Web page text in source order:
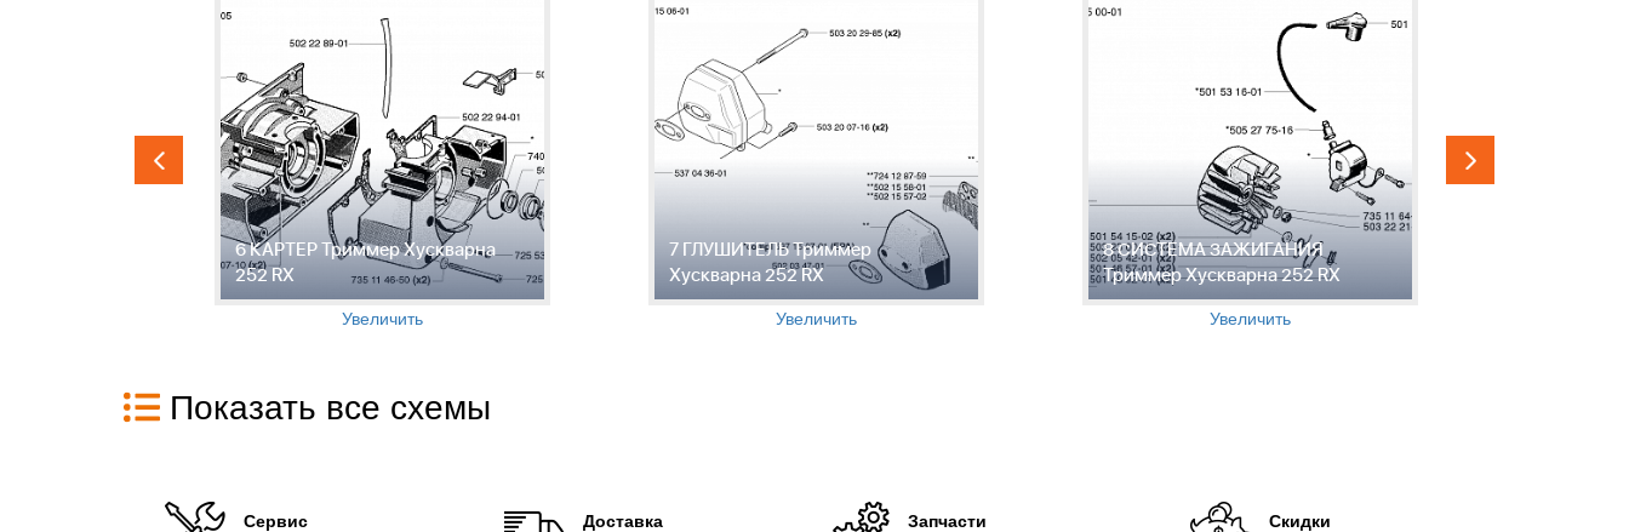
6 КАРТЕР Триммер Хускварна
252 RX
Увеличить
7 ГЛУШИТЕЛЬ Триммер
Хускварна 252 RX
Увеличить
8 СИСТЕМА ЗАЖИГАНИЯ
Триммер Хускварна 252 RX
Увеличить
Показать все схемы
Сервис Доставка Запчасти Скидки